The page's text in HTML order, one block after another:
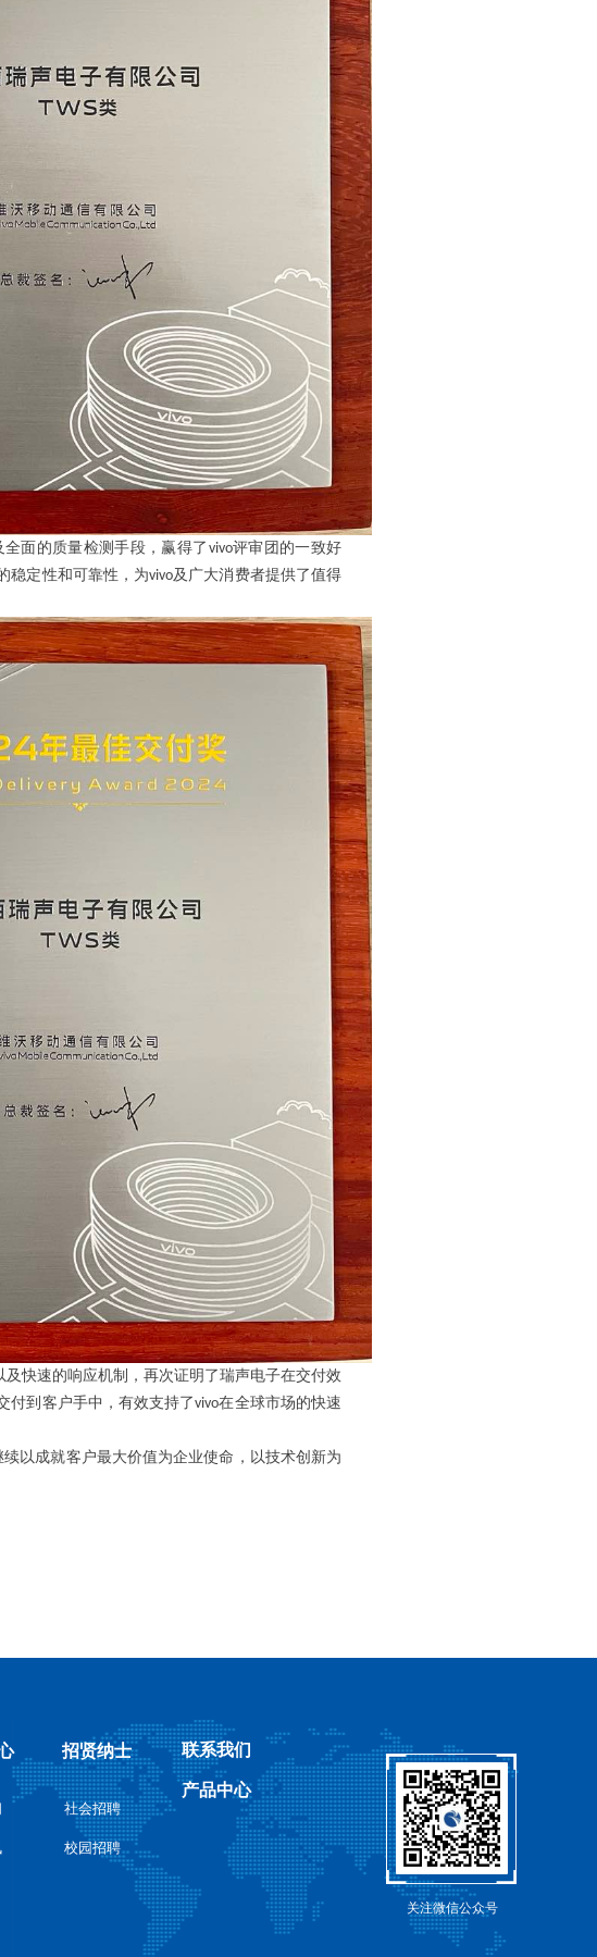
面的质量检测手段，赢得了 vivo评审团的一致好
稳定性和可靠性，为vivo及广大消费者提供了值得
快速的响应机制，再次证明了瑞声电子在交付效
付到客户手中，有效支持了vivo在全球市场的快速
以成就客户最大价值为企业使命，以技术创新为
社会招聘
校园招聘
招贤纳士 联系我们
产品中心
关注微信公众号